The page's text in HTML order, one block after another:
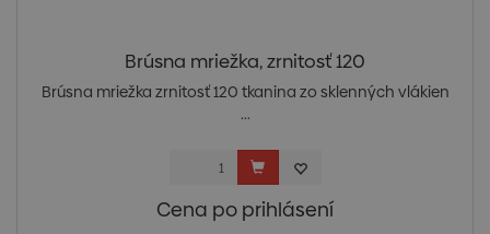
Brúsna mriežka, zrnitosť 120
Brúsna mriežka zrnitosť 120 tkanina zo sklenných vlákien
...
Cena po prihlásení